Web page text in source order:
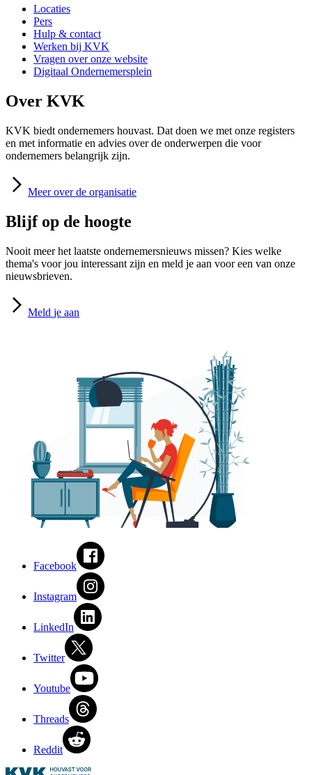
Locaties
Pers
Hulp & contact
Werken bij KVK
Vragen over onze website
Digitaal Ondernemersplein
Over KVK
KVK biedt ondernemers houvast. Dat doen we met onze registers
en met informatie en advies over de onderwerpen die voor
ondernemers belangrijk zijn.
Meer over de organisatie
Blijf op de hoogte
Nooit meer het laatste ondernemersnieuws missen? Kies welke
thema's voor jou interessant zijn en meld je aan voor een van onze
nieuwsbrieven.
Meld je aan
Facebook
Instagram
LinkedIn
Twitter
Youtube
Threads
Reddit